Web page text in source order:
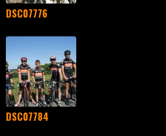
DSC07776
DSC07784